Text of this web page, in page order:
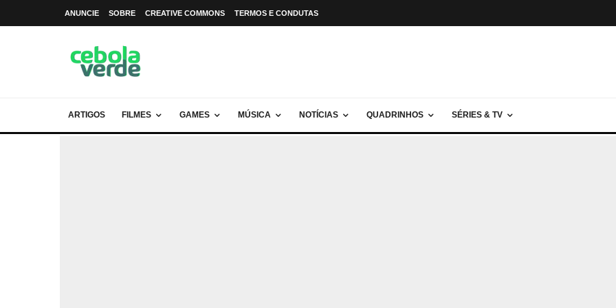
ANUNCIE SOBRE CREATIVE COMMONS TERMOS E CONDUTAS
ARTIGOS FILMES GAMES MÚSICA NOTÍCIAS QUADRINHOS SÉRIES & TV